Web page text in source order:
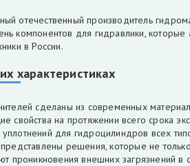
отечественный производитель
компонентов для гидравлики, которые
в России.
характеристиках
сделаны из современных
свойства на протяжении всего срока
для гидроцилиндров всех
решения, которые не
проникновения внешних загрязнений в